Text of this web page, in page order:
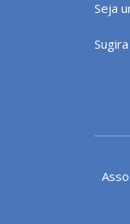
Seja